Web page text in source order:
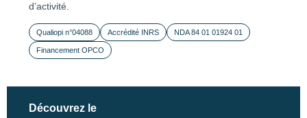
d’activité.
Qualiopi n°04088 Accrédité INRS NDA 84 01 01924 01
Financement OPCO
Découvrez le